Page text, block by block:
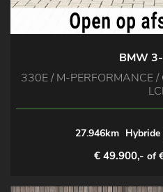
BMW
330E / M-PERFORMANCE
LCI
27.946km Hybride
€ 49.900,- of